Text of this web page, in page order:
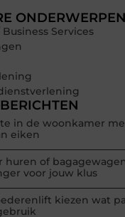
ONDERWERPEN
Services
in de woonkamer
eiken
huren of
voor jouw klus
kiezen wat